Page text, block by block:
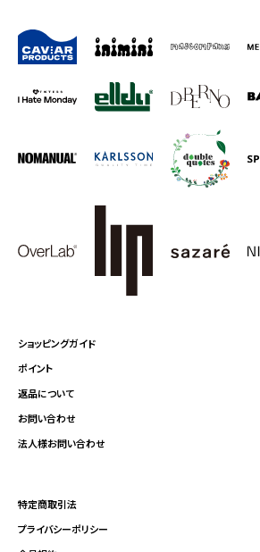
ショッピングガイド
ポイント
返品について
お問い合わせ
法人様お問い合わせ
特定商取引法
プライバシーポリシー